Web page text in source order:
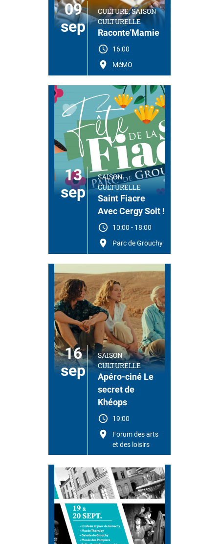
09
sep
CULTURE, SAISON
CULTURELLE
Raconte'Mamie
16:00
MéMO
13
sep
SAISON
CULTURELLE
Saint Fiacre
Avec Cergy Soit !
10:00 - 18:00
Parc de Grouchy
16
sep
SAISON
CULTURELLE
Apéro-ciné Le
secret de
Khéops
19:00
Forum des arts
et des loisirs